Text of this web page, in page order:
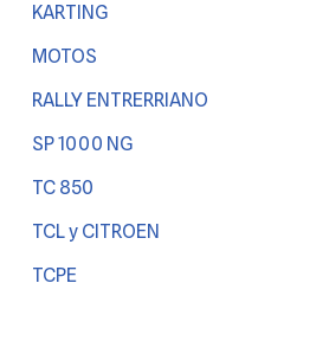
KARTING
MOTOS
RALLY ENTRERRIANO
SP 1000 NG
TC 850
TCL y CITROEN
TCPE